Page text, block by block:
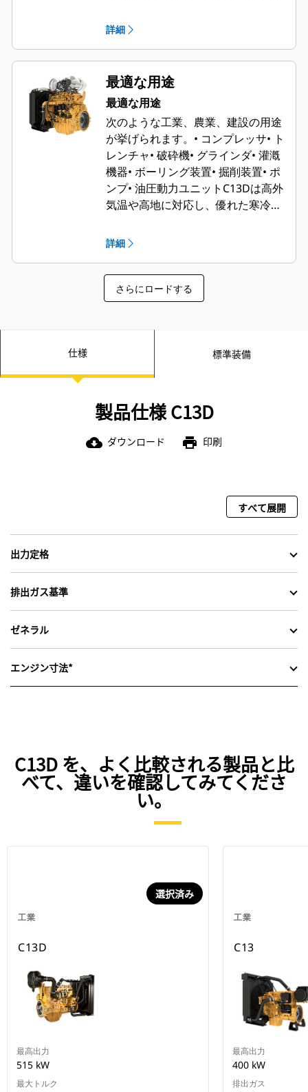
ジのおかげで、CAT®エンジンを搭
業することができます。
詳細
最適な用途
最適な用途
次のような工業、農業、建設の用途
が挙げられます。 • コンプレッサ• ト
レンチャ• 破砕機• グラインダ• 灌漑
機器• ボーリング装置• 掘削装置• ポ
ンプ• 油圧動力ユニット C13Dは高外
気温や高地に対応し、優れた寒冷時
気候における用途での使用に適して
詳細
さらにロードする
仕様 標準装備
製品仕様 C13D
cloud_download ダウンロード print 印刷
すべて展開
出力定格
排出ガス基準
ゼネラル
エンジン寸法*
C13D を、よく比較される製品と比
べて、違いを確認してみてくださ
い。
工業
選択済み
C13D
最高出力
515 kW
最大トルク
工業
C13
最高出力
400 kW
排出ガス